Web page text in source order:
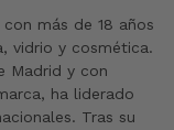
más de 18 años
vidrio y cosmética.
Madrid y con
ha liderado
Tras su